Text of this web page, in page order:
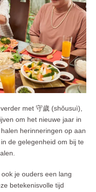
met 守歲 (shǒusuì),
om het nieuwe jaar in
herinneringen op aan
de gelegenheid om bij te
je ouders een lang
betekenisvolle tijd